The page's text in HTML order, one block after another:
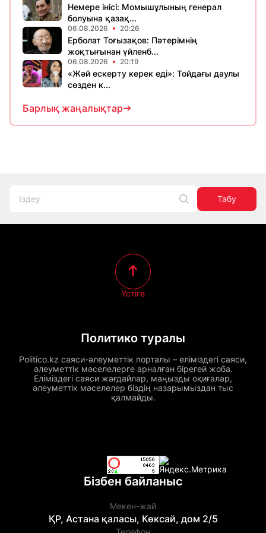
Немере інісі: Момышұлының генерал
болуына қазақ...
06.08.2026 20:26
Ерболат Тоғызақов: Пәтерімнің
жоқтығынан үйленб...
06.08.2026 20:19
«Жәй ескерту керек еді»: Тойдағы даулы
сөзден к...
Барлық жаңалықтар
Табу
Политико туралы
Politico.kz саяси-әлеуметтік порталы – еліміздегі саяси,
әлеуметтік мәселелерге арналған бірегей жоба.
Еліміздегі саяси жағдайлар, маңызды оқиғалар,
әлеуметтік мәселелер біздің назарымыздан тыс
қалмайды.
Үстіге
Бізбен байланыс
Мекен-жай
ҚР, Астана қаласы, Көксай, дом 2/5